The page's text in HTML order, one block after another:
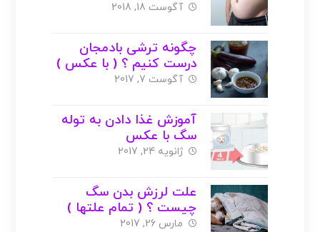
آگوست 18, 2018
چگونه ترشی بادمجان
درست کنیم ؟ ( با عکس )
آگوست 7, 2017
آموزش غذا دادن به توله
سگ با عکس
ژانویه 24, 2017
علت لرزش بدن سگ
چیست ؟ ( تمام علتها )
مارس 26, 2017